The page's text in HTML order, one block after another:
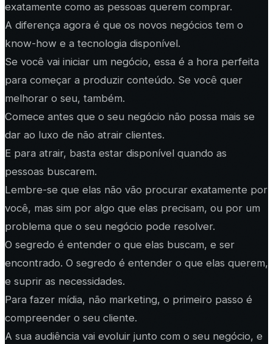
exatamente como as pessoas querem comprar.
A diferença agora é que os novos negócios tem o
know-how e a tecnologia disponível.
Se você vai iniciar um negócio, essa é a hora perfeita
para começar a produzir conteúdo. Se você quer
melhorar o seu, também.
Comece antes que o seu negócio não possa mais se
dar ao luxo de não atrair clientes.
E para atrair, basta estar disponível quando as
pessoas buscarem.
Lembre-se que elas não vão procurar exatamente por
você, mas sim por algo que elas precisam, ou por um
problema que o seu negócio pode resolver.
O segredo é entender o que elas buscam, e ser
encontrado. O segredo é entender o que elas querem,
e suprir as necessidades.
Para fazer mídia, não marketing, o primeiro passo é
compreender o seu cliente.
A sua audiência vai evoluir junto com o seu negócio, e